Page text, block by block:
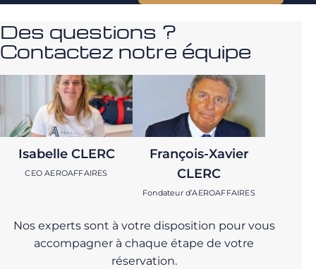
Des questions ?
Contactez notre équipe
Isabelle CLERC
CEO AEROAFFAIRES
François-Xavier
CLERC
Fondateur d’AEROAFFAIRES
Nos experts sont à votre disposition pour vous
accompagner à chaque étape de votre
réservation.